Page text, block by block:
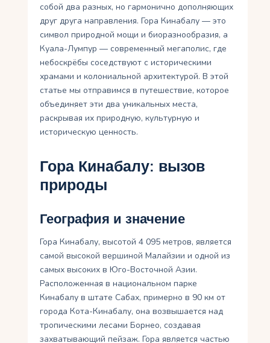
собой два разных, но гармонично дополняющих
друг друга направления. Гора Кинабалу — это
символ природной мощи и биоразнообразия, а
Куала-Лумпур — современный мегаполис, где
небоскрёбы соседствуют с историческими
храмами и колониальной архитектурой. В этой
статье мы отправимся в путешествие, которое
объединяет эти два уникальных места,
раскрывая их природную, культурную и
историческую ценность.
Гора Кинабалу: вызов
природы
География и значение
Гора Кинабалу, высотой 4 095 метров, является
самой высокой вершиной Малайзии и одной из
самых высоких в Юго-Восточной Азии.
Расположенная в национальном парке
Кинабалу в штате Сабах, примерно в 90 км от
города Кота-Кинабалу, она возвышается над
тропическими лесами Борнео, создавая
захватывающий пейзаж. Гора является частью